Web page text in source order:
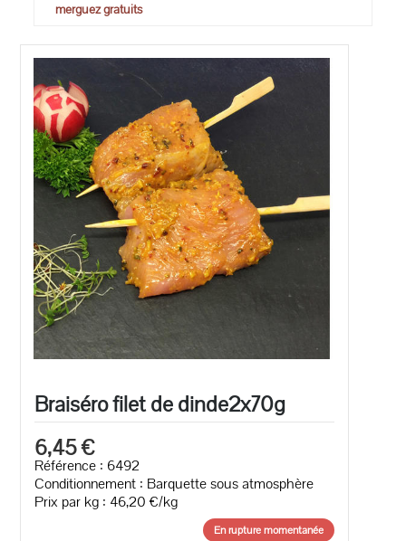
merguez gratuits
Braiséro filet de dinde2x70g
6,45 €
Référence : 6492
Conditionnement : Barquette sous atmosphère
Prix par kg : 46,20 €/kg
En rupture momentanée